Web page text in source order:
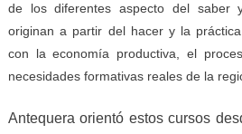
delosdiferentesaspecto del saber
originan a partir del hacer y la
con la economía productiva, el
necesidades formativas reales de la
Antequera orientó estos cursos